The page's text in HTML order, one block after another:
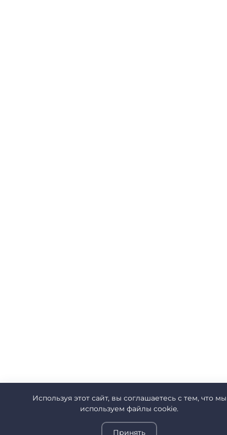
Используя этот сайт, вы соглашаетесь с тем, что мы
используем файлы cookie.
Принять